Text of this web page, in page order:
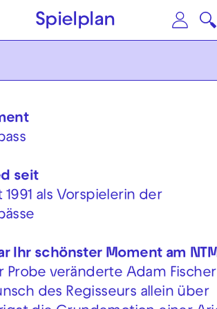
springen
Spielplan
seit
als Vorspielerin der
Ihr schönster Moment am
Probe veränderte Adam Fischer
des Regisseurs allein über